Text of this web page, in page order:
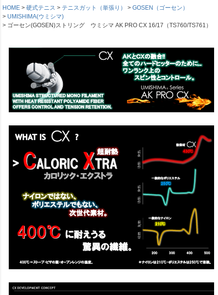
HOME 硬式テニス テニスガット（単張り）
GOSEN（ゴーセン）
UMISHIMA(ウミシマ)
ゴーセン(GOSEN)ストリング ウミシマ AK PRO CX 16/17（TS760/TS761）